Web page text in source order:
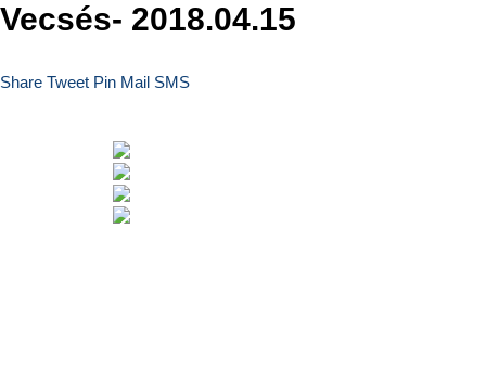
Vecsés- 2018.04.15
Share Tweet Pin Mail SMS